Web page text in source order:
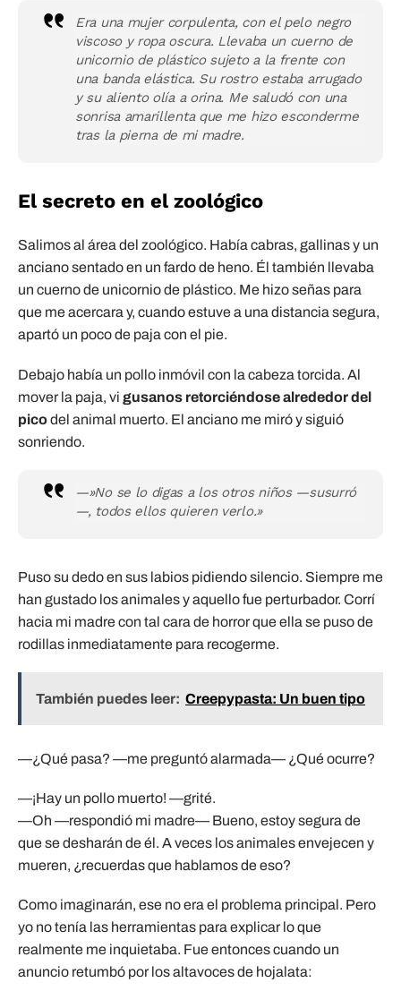
Era una mujer corpulenta, con el pelo negro
viscoso y ropa oscura. Llevaba un cuerno de
unicornio de plástico sujeto a la frente con
una banda elástica. Su rostro estaba arrugado
y su aliento olía a orina. Me saludó con una
sonrisa amarillenta que me hizo esconderme
tras la pierna de mi madre.
El secreto en el zoológico
Salimos al área del zoológico. Había cabras, gallinas y un
anciano sentado en un fardo de heno. Él también llevaba
un cuerno de unicornio de plástico. Me hizo señas para
que me acercara y, cuando estuve a una distancia segura,
apartó un poco de paja con el pie.
Debajo había un pollo inmóvil con la cabeza torcida. Al
mover la paja, vi gusanos retorciéndose alrededor del
picodel animal muerto. El anciano me miró y siguió
sonriendo.
—»No se lo digas a los otros niños —susurró
—, todos ellos quieren verlo.»
Puso su dedo en sus labios pidiendo silencio. Siempre me
han gustado los animales y aquello fue perturbador. Corrí
hacia mi madre con tal cara de horror que ella se puso de
rodillas inmediatamente para recogerme.
También puedes leer: Creepypasta: Un buen tipo
—¿Qué pasa? —me preguntó alarmada— ¿Qué ocurre?
—¡Hay un pollo muerto! —grité.
—Oh —respondió mi madre— Bueno, estoy segura de
que se desharán de él. A veces los animales envejecen y
mueren, ¿recuerdas que hablamos de eso?
Como imaginarán, ese no era el problema principal. Pero
yo no tenía las herramientas para explicar lo que
realmente me inquietaba. Fue entonces cuando un
anuncio retumbó por los altavoces de hojalata: